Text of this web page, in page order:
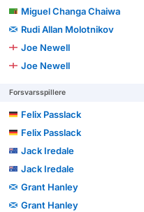
Miguel Changa Chaiwa
Rudi Allan Molotnikov
Joe Newell
Joe Newell
Forsvarsspillere
Felix Passlack
Felix Passlack
Jack Iredale
Jack Iredale
Grant Hanley
Grant Hanley